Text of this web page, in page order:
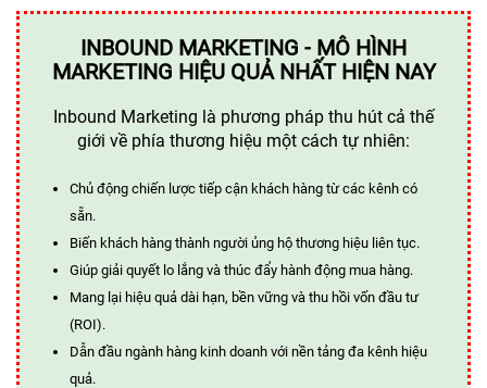
INBOUND MARKETING - MÔ HÌNH
MARKETING HIỆU QUẢ NHẤT HIỆN NAY
Inbound Marketing là phương pháp thu hút cả thế
giới về phía thương hiệu một cách tự nhiên:
Chủ động chiến lược tiếp cận khách hàng từ các kênh có
sẵn.
Biến khách hàng thành người ủng hộ thương hiệu liên tục.
Giúp giải quyết lo lắng và thúc đẩy hành động mua hàng.
Mang lại hiệu quả dài hạn, bền vững và thu hồi vốn đầu tư
(ROI).
Dẫn đầu ngành hàng kinh doanh với nền tảng đa kênh hiệu
quả.